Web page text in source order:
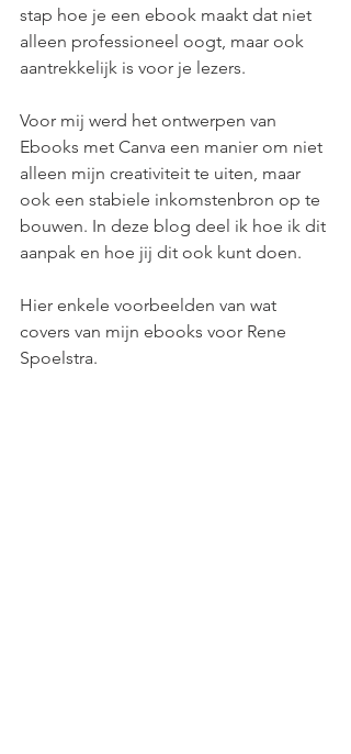
stap hoe je een ebook maakt dat niet
alleen professioneel oogt, maar ook
aantrekkelijk is voor je lezers.
Voor mij werd het ontwerpen van
Ebooks met Canva een manier om niet
alleen mijn creativiteit te uiten, maar
ook een stabiele inkomstenbron op te
bouwen. In deze blog deel ik hoe ik dit
aanpak en hoe jij dit ook kunt doen.
Hier enkele voorbeelden van wat
covers van mijn ebooks voor Rene
Spoelstra.